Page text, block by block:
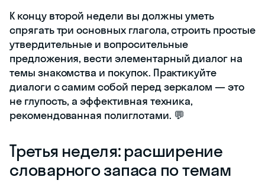
К концу второй недели вы должны уметь
спрягать три основных глагола, строить простые
утвердительные и вопросительные
предложения, вести элементарный диалог на
темы знакомства и покупок. Практикуйте
диалоги с самим собой перед зеркалом — это
не глупость, а эффективная техника,
рекомендованная полиглотами. 💬
Третья неделя: расширение
словарного запаса по темам